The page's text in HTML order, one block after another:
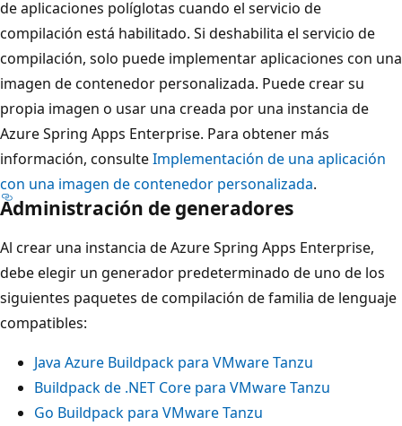
de aplicaciones políglotas cuando el servicio de
compilación está habilitado. Si deshabilita el servicio de
compilación, solo puede implementar aplicaciones con una
imagen de contenedor personalizada. Puede crear su
propia imagen o usar una creada por una instancia de
Azure Spring Apps Enterprise. Para obtener más
información, consulteImplementación de una aplicación
con una imagen de contenedor personalizada.
Administración de generadores
Al crear una instancia de Azure Spring Apps Enterprise,
debe elegir un generador predeterminado de uno de los
siguientes paquetes de compilación de familia de lenguaje
compatibles:
Java Azure Buildpack para VMware Tanzu
Buildpack de .NET Core para VMware Tanzu
Go Buildpack para VMware Tanzu